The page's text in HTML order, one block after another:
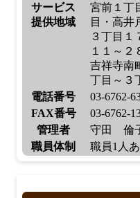
サービス
提供地域
宮前１丁
目・高井
３丁目１
１１～２
吉祥寺南
丁目～３
電話番号
03-6762-
FAX番号
03-6762-
管理者
守田 倫
職員体制
職員1人